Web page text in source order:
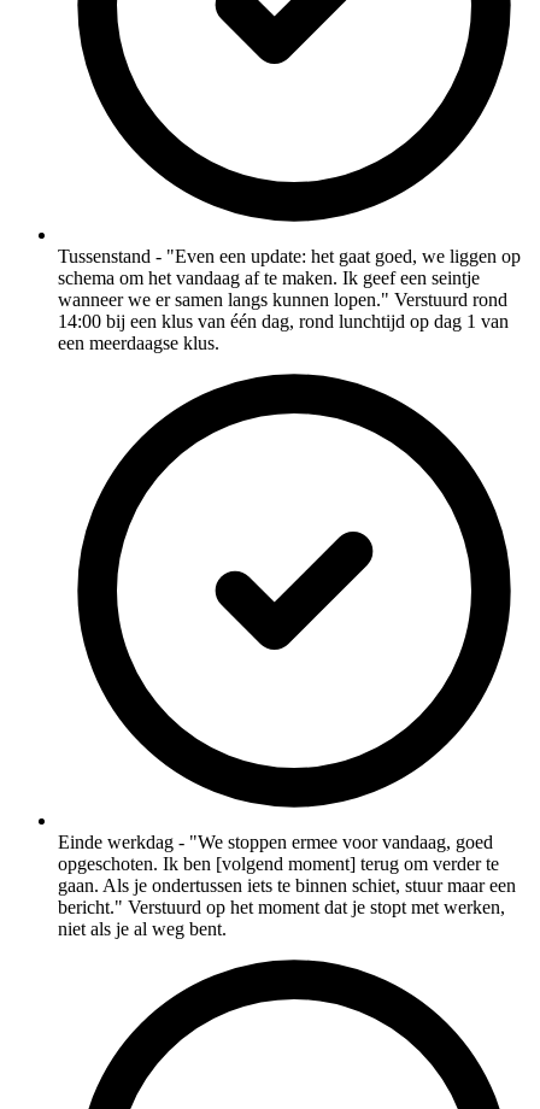
Tussenstand - "Even een update: het gaat goed, we liggen op
schema om het vandaag af te maken. Ik geef een seintje
wanneer we er samen langs kunnen lopen." Verstuurd rond
14:00 bij een klus van één dag, rond lunchtijd op dag 1 van
een meerdaagse klus.
Einde werkdag - "We stoppen ermee voor vandaag, goed
opgeschoten. Ik ben [volgend moment] terug om verder te
gaan. Als je ondertussen iets te binnen schiet, stuur maar een
bericht." Verstuurd op het moment dat je stopt met werken,
niet als je al weg bent.